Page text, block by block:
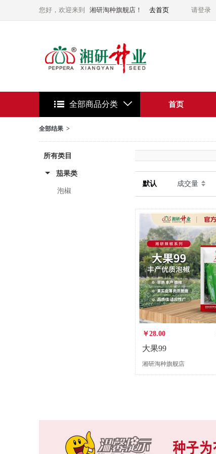
您好，欢迎来到 湘研淘种旗舰店！ 去首页 请登录
全部商品分类 首页
全部结果 >
所有类目
茄果类
泡椒
默认 成交量
￥28.00
大果99
湘研淘种旗舰店